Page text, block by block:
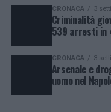
CRONACA 3
Criminalità
539 arresti in
CRONACA 3
Arsenale e
uomo nel